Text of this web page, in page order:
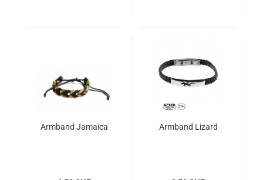
Armband Jamaica Armband Lizard